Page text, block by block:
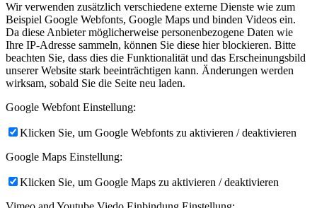
Wir verwenden zusätzlich verschiedene externe Dienste wie zum
Beispiel Google Webfonts, Google Maps und binden Videos ein.
Da diese Anbieter möglicherweise personenbezogene Daten wie
Ihre IP-Adresse sammeln, können Sie diese hier blockieren. Bitte
beachten Sie, dass dies die Funktionalität und das Erscheinungsbild
unserer Website stark beeinträchtigen kann. Änderungen werden
wirksam, sobald Sie die Seite neu laden.
Google Webfont Einstellung:
Klicken Sie, um Google Webfonts zu aktivieren / deaktivieren
Google Maps Einstellung:
Klicken Sie, um Google Maps zu aktivieren / deaktivieren